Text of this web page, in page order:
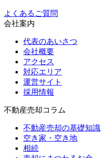
よくあるご質問
会社案内
代表のあいさつ
会社概要
アクセス
対応エリア
運営サイト
採用情報
不動産売却コラム
不動産売却の基礎知識
空き家・空き地
相続